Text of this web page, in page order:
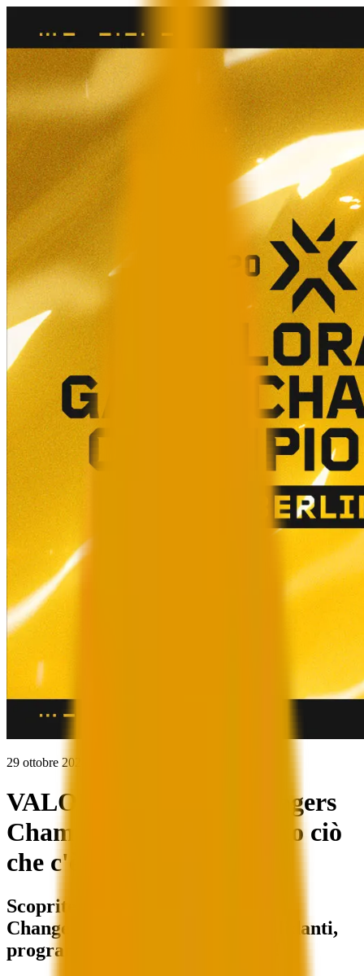
29 ottobre 2024
VALORANT Game Changers
Championship 2024: Tutto ciò
che c'è da sapere
Scoprite tutti i dettagli sul Game
Changers Championship 2024! Sfidanti,
programma, gironi e tanto altro!